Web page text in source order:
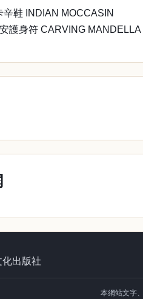
辛鞋 INDIAN MOCCASIN
護身符 CARVING MANDELLA
出版社
本網站文字